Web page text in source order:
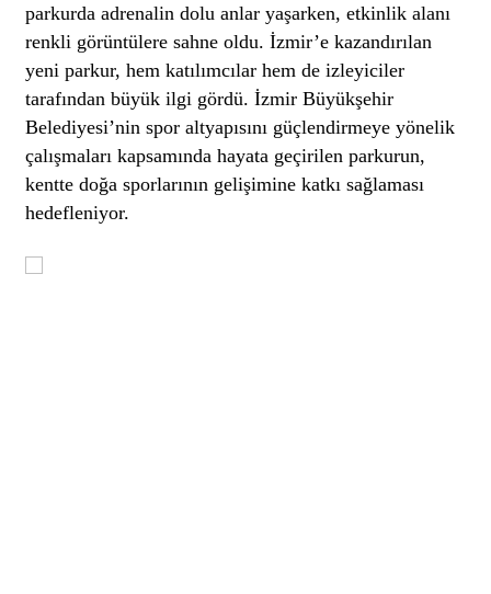
parkurda adrenalin dolu anlar yaşarken, etkinlik alanı
renkli görüntülere sahne oldu. İzmir’e kazandırılan
yeni parkur, hem katılımcılar hem de izleyiciler
tarafından büyük ilgi gördü. İzmir Büyükşehir
Belediyesi’nin spor altyapısını güçlendirmeye yönelik
çalışmaları kapsamında hayata geçirilen parkurun,
kentte doğa sporlarının gelişimine katkı sağlaması
hedefleniyor.